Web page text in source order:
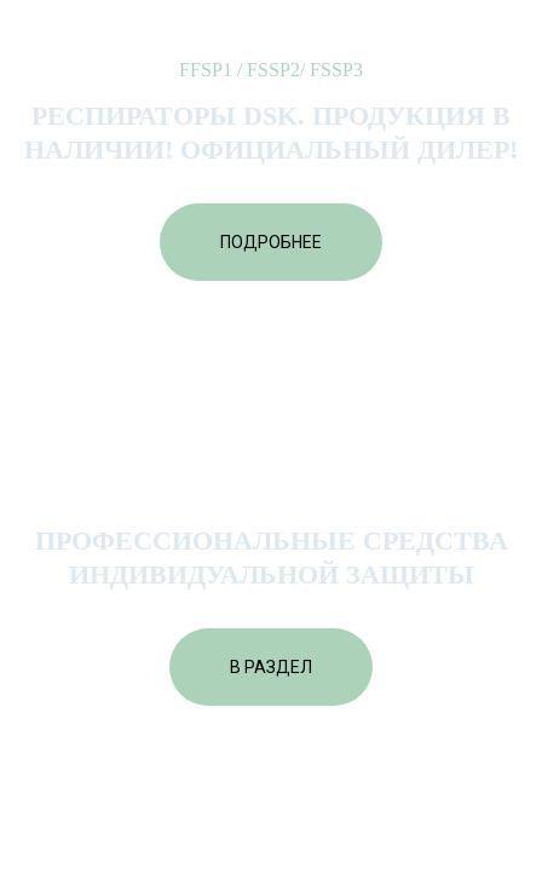
FFSP1 / FSSP2/ FSSP3
РЕСПИРАТОРЫ DSK. ПРОДУКЦИЯ В
НАЛИЧИИ! ОФИЦИАЛЬНЫЙ ДИЛЕР!
ПОДРОБНЕЕ
ПРОФЕССИОНАЛЬНЫЕ СРЕДСТВА
ИНДИВИДУАЛЬНОЙ ЗАЩИТЫ
В РАЗДЕЛ